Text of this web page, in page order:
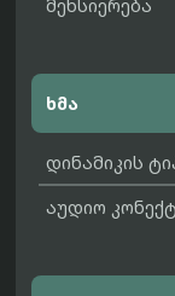
მეხსიერება
ხმა
დინამიკის
აუდიო